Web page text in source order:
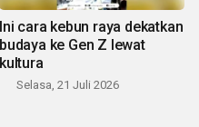
Ini cara kebun raya dekatkan
budaya ke Gen Z lewat
kultura
Selasa, 21 Juli 2026